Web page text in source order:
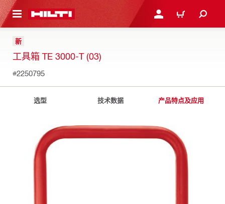
到主页 登录或注册购物车
新
工具箱 TE 3000-T (03)
#2250795
选型 技术数据 产品特点及应用